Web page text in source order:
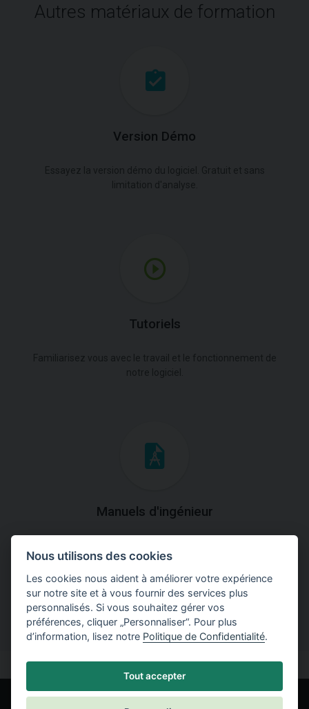
Autres matériaux de formation
Version Démo
Tutoriels
Manuels d'ingénieur
théoriques et pratiques du fonctionnement des
programmes.
Nous utilisons des cookies
Les cookies nous aident à améliorer votre expérience
sur notre site et à vous fournir des services plus
personnalisés. Si vous souhaitez gérer vos
préférences, cliquer „Personnaliser“. Pour plus
d’information, lisez notre Politique de Confidentialité.
Tout accepter